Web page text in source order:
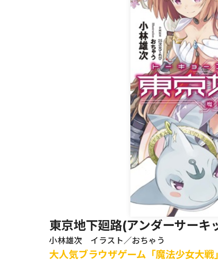
東京地下廻路(アンダーサーキ
小林雄次 イラスト／おちゃう
大人気ブラウザゲーム「魔法少女大